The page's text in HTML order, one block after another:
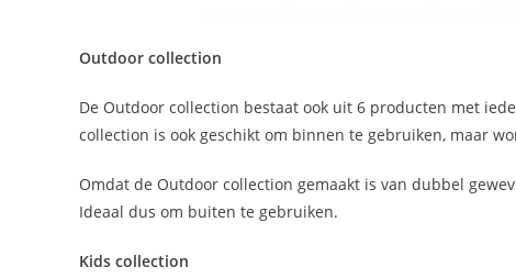
Outdoor collection
De Outdoor collection bestaat ook uit 6 producten met
collection is ook geschikt om binnen te gebruiken, maar
Omdat de Outdoor collection gemaakt is van dubbel
Ideaal dus om buiten te gebruiken.
Kids collection